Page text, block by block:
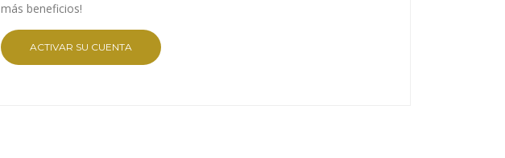
más beneficios!
ACTIVAR SU CUENTA